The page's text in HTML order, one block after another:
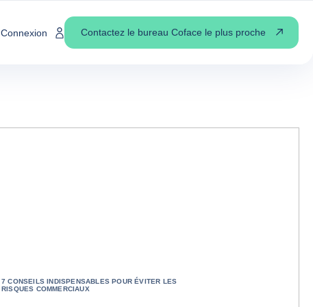
Connexion Contactez le bureau Coface le plus proche
7 CONSEILS INDISPENSABLES POUR ÉVITER LES
RISQUES COMMERCIAUX